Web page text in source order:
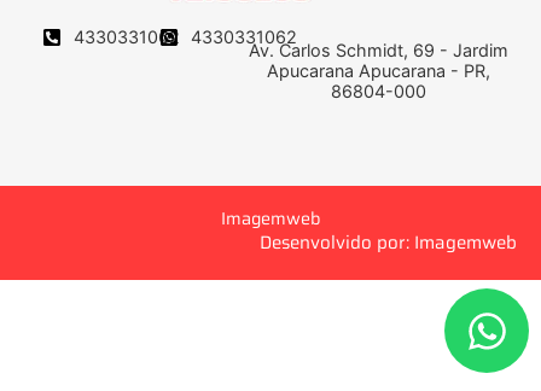
4330331062 4330331062
Av. Carlos Schmidt, 69 - Jardim
Apucarana Apucarana - PR,
86804-000
Imagemweb
Desenvolvido por: Imagemweb